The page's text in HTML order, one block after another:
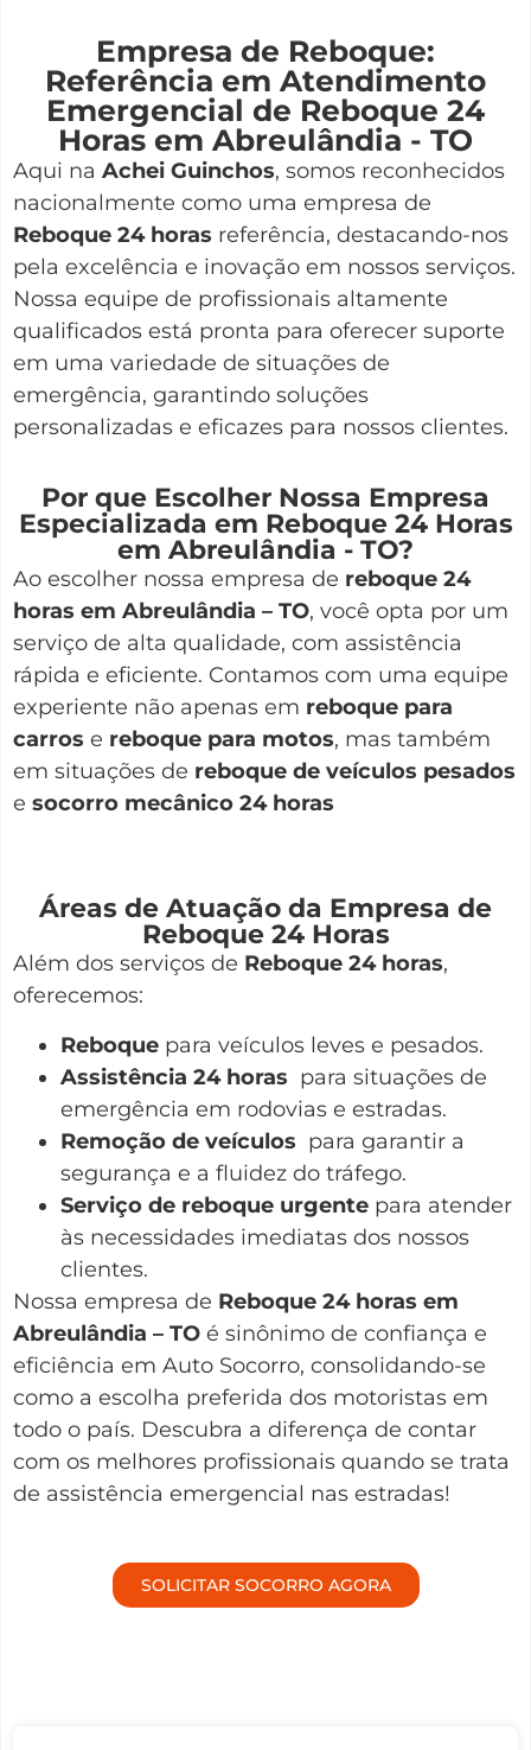
Empresa de Reboque:
Referência em Atendimento
Emergencial de Reboque 24
Horas em Abreulândia - TO
Aqui na Achei Guinchos, somos reconhecidos
nacionalmente como uma empresa de
Reboque 24 horas referência, destacando-nos
pela excelência e inovação em nossos serviços.
Nossa equipe de profissionais altamente
qualificados está pronta para oferecer suporte
em uma variedade de situações de
emergência, garantindo soluções
personalizadas e eficazes para nossos clientes.
Por que Escolher Nossa Empresa
Especializada em Reboque 24 Horas
em Abreulândia - TO?
Ao escolher nossa empresa de reboque 24
horas em Abreulândia – TO, você opta por um
serviço de alta qualidade, com assistência
rápida e eficiente. Contamos com uma equipe
experiente não apenas em reboque para
carros e reboque para motos, mas também
em situações de reboque de veículos pesados
e socorro mecânico 24 horas
Áreas de Atuação da Empresa de
Reboque 24 Horas
Além dos serviços de Reboque 24 horas,
oferecemos:
Reboque para veículos leves e pesados.
Assistência 24 horas para situações de
emergência em rodovias e estradas.
Remoção de veículos para garantir a
segurança e a fluidez do tráfego.
Serviço de reboque urgente para atender
às necessidades imediatas dos nossos
clientes.
Nossa empresa de Reboque 24 horas em
Abreulândia – TO é sinônimo de confiança e
eficiência em Auto Socorro, consolidando-se
como a escolha preferida dos motoristas em
todo o país. Descubra a diferença de contar
com os melhores profissionais quando se trata
de assistência emergencial nas estradas!
SOLICITAR SOCORRO AGORA